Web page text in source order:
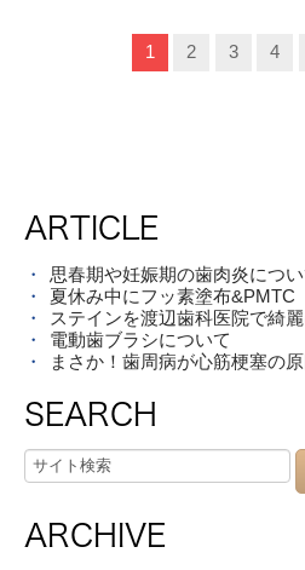
1 2 3 4
ARTICLE
思春期や妊娠期の歯肉炎につい
夏休み中にフッ素塗布&PMTC
ステインを渡辺歯科医院で綺
電動歯ブラシについて
まさか！歯周病が心筋梗塞の原
SEARCH
ARCHIVE